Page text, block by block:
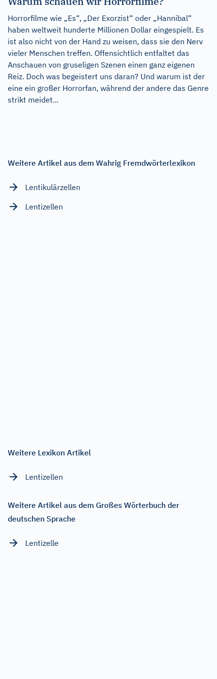
Horrorfilme wie „Es“, „Der Exorzist“ oder „Hannibal“
haben weltweit hunderte Millionen Dollar eingespielt. Es
ist also nicht von der Hand zu weisen, dass sie den Nerv
vieler Menschen treffen. Offensichtlich entfaltet das
Anschauen von gruseligen Szenen einen ganz eigenen
Reiz. Doch was begeistert uns daran? Und warum ist der
eine ein großer Horrorfan, während der andere das Genre
strikt meidet...
Weitere Artikel aus dem Wahrig Fremdwörterlexikon
Lentikulärzellen
Lentizellen
Weitere Lexikon Artikel
Lentizellen
Weitere Artikel aus dem Großes Wörterbuch der
deutschen Sprache
Lentizelle